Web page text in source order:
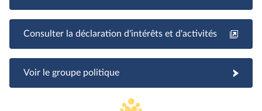
Consulter la déclaration d'intérêts et d'activités
Voir le groupe politique